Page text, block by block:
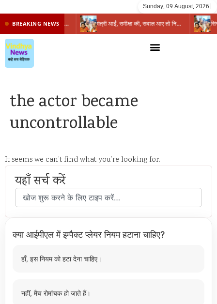
Sunday, 09 August, 2026
BREAKING NEWS प्रभारी मंत्री के निशाने पर नगर निगम,अफसरों को 10 दिन का अल्टीमेटम,नहीं होगी कार्रवाई, महापौर-आयुक्त के बीच सौहार्दहीनता पर मंत्री ने उठाए सवाल मंत्री आईं, समीक्षा की, सवाल आए तो निकल गईं – खाली जयंत चौंकीं पर नहीं दिया जवाब
the actor became
uncontrollable
It seems we can’t find what you’re looking for.
यहाँ सर्च करें
क्या आईपीएल में इम्पैक्ट प्लेयर नियम हटाना चाहिए?
हाँ, इस नियम को हटा देना चाहिए।
नहीं, मैच रोमांचक हो जाते हैं।